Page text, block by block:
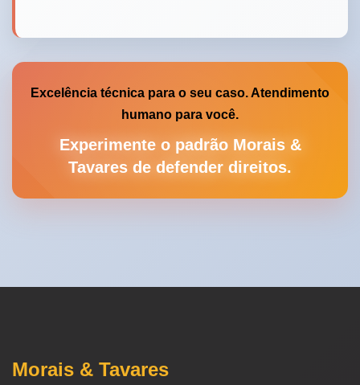
Excelência técnica para o seu caso. Atendimento
humano para você.
Experimente o padrão Morais &
Tavares de defender direitos.
Morais & Tavares